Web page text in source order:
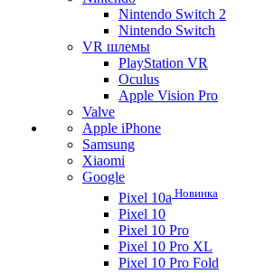
Nintendo Switch 2
Nintendo Switch
VR шлемы
PlayStation VR
Oculus
Apple Vision Pro
Valve
Apple iPhone
Samsung
Xiaomi
Google
Pixel 10a Новинка
Pixel 10
Pixel 10 Pro
Pixel 10 Pro XL
Pixel 10 Pro Fold